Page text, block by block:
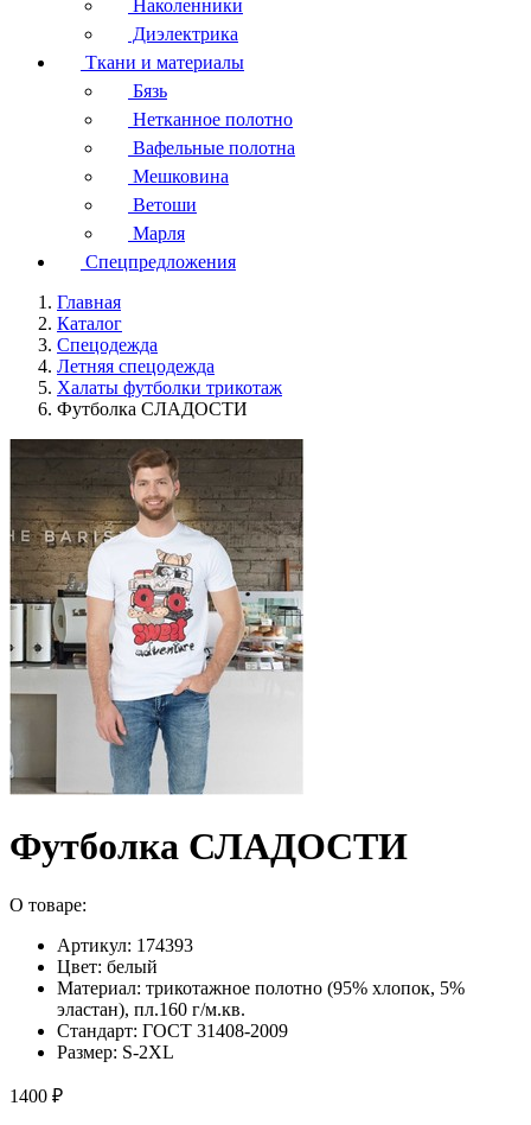
Наколенники
Диэлектрика
Ткани и материалы
Бязь
Нетканное полотно
Вафельные полотна
Мешковина
Ветоши
Марля
Спецпредложения
Главная
Каталог
Спецодежда
Летняя спецодежда
Халаты футболки трикотаж
Футболка СЛАДОСТИ
Футболка СЛАДОСТИ
О товаре:
Артикул: 174393
Цвет: белый
Материал: трикотажное полотно (95% хлопок, 5%
эластан), пл.160 г/м.кв.
Стандарт: ГОСТ 31408-2009
Размер: S-2XL
1400 ₽